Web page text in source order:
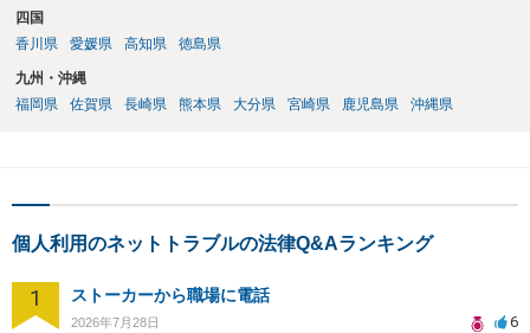
四国
香川県
愛媛県 高知県 徳島県
九州・沖縄
福岡県
佐賀県 長崎県 熊本県 大分県 宮崎県 鹿児島県 沖縄県
個人利用のネットトラブルの法律Q&Aランキング
1 ストーカーから職場に電話
2026年7月28日 6